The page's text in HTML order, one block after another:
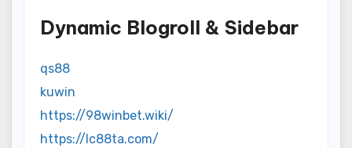
Dynamic Blogroll & Sidebar
qs88
kuwin
https://98winbet.wiki/
https://lc88ta.com/